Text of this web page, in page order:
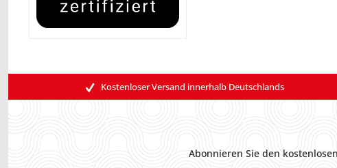
Kostenloser Versand innerhalb Deutschlands
Abonnieren Sie den